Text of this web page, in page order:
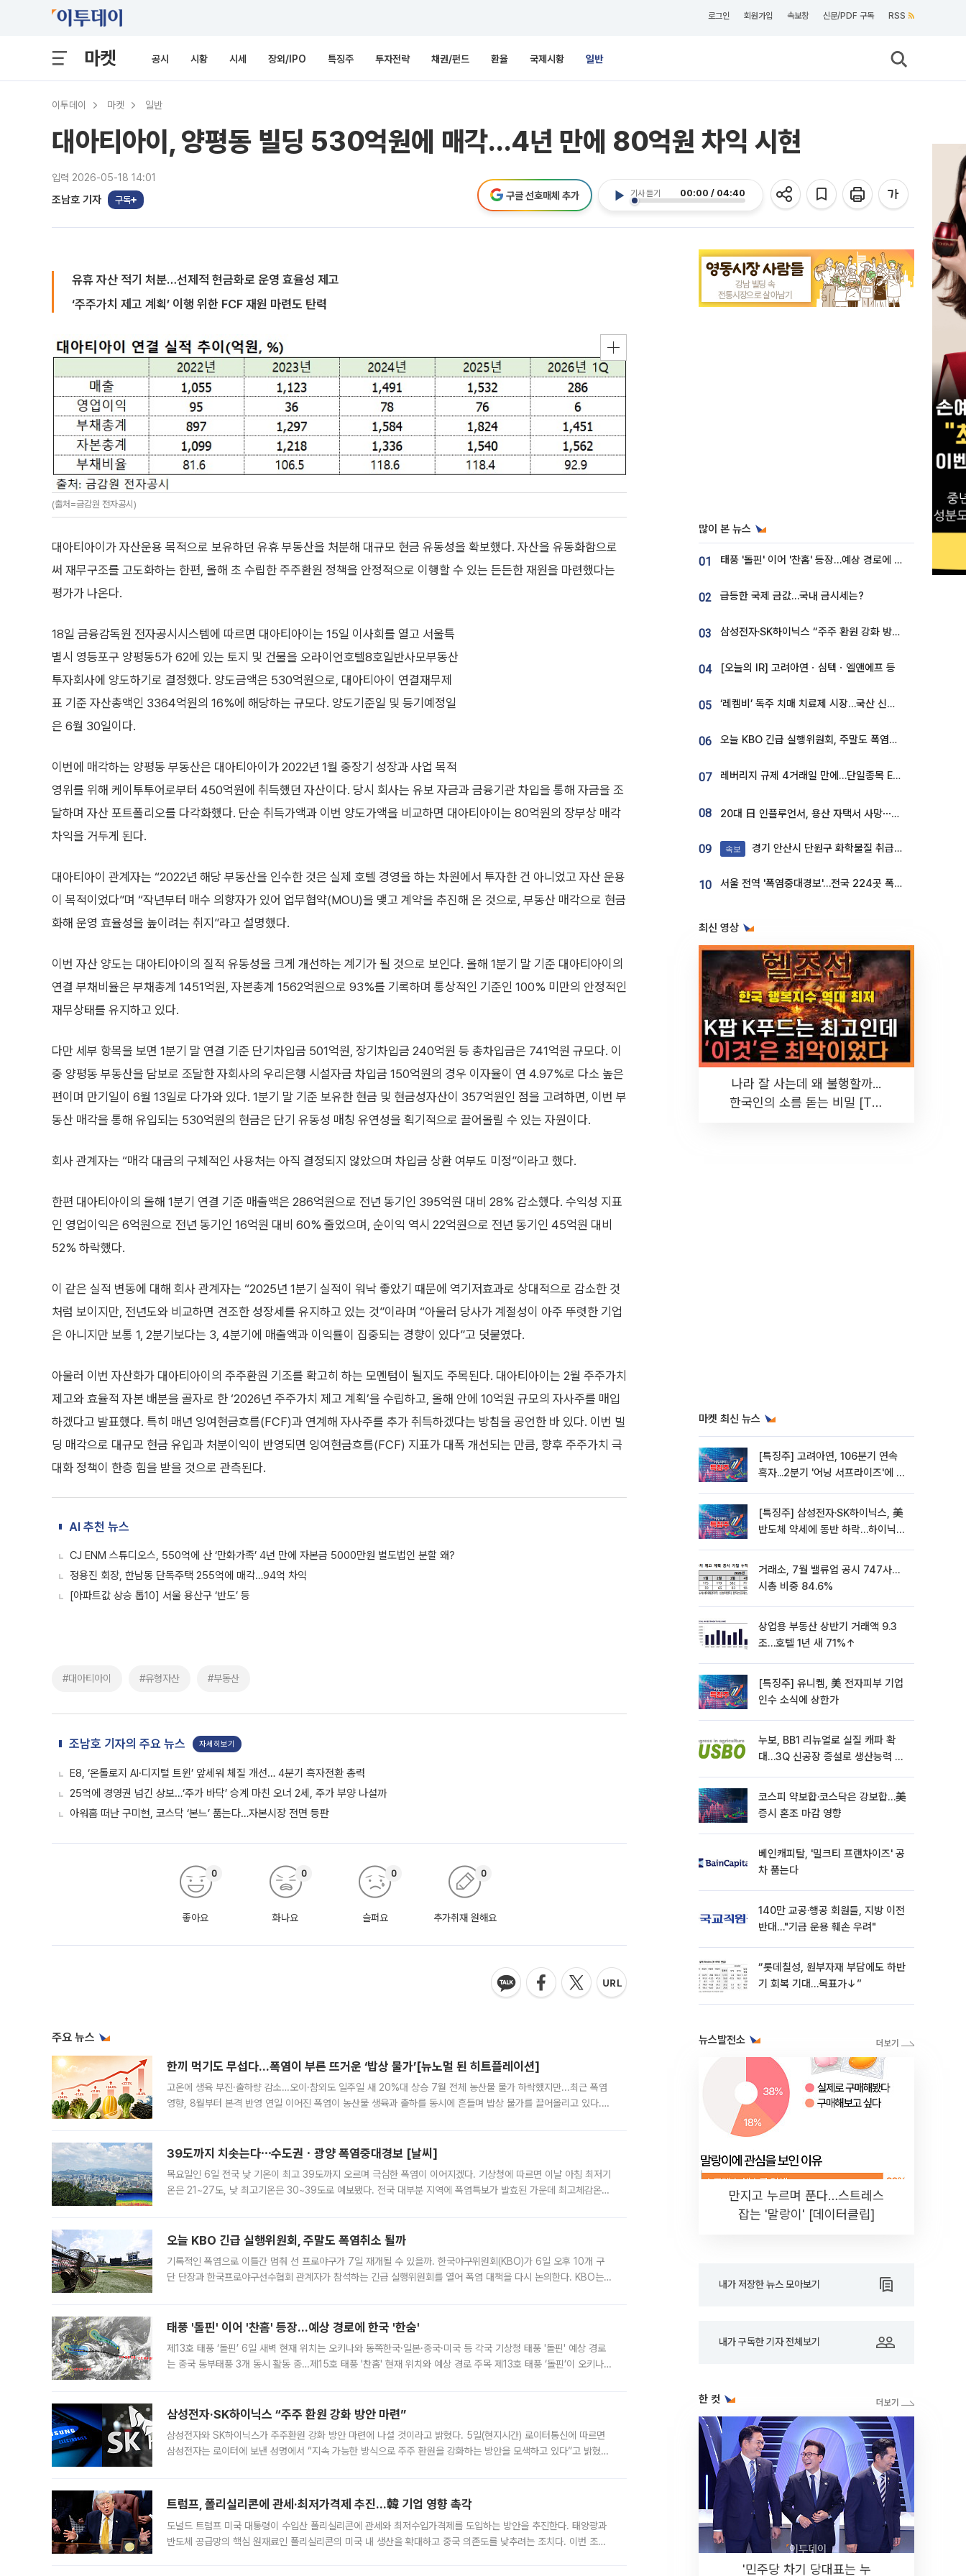
로그인 회원가입 속보창 신문/PDF 구독 RSS
마켓 공시 시황 시세 장외/IPO 특징주 투자전략 채권/펀드 환율 국제시황 일반
이투데이 마켓 일반
대아티아이, 양평동 빌딩 530억원에 매각…4년 만에 80억원 차익 시현
입력 2026-05-18 14:01
조남호 기자 구독
기사 듣기 00:00 / 04:40
구글 선호매체 추가
유휴 자산 적기 처분…선제적 현금화로 운영 효율성 제고
‘주주가치 제고 계획’ 이행 위한 FCF 재원 마련도 탄력
(출처=금감원 전자공시)
대아티아이가 자산운용 목적으로 보유하던 유휴 부동산을 처분해 대규모 현금 유동성을 확보했다. 자산을 유동화함으로
써 재무구조를 고도화하는 한편, 올해 초 수립한 주주환원 정책을 안정적으로 이행할 수 있는 든든한 재원을 마련했다는
평가가 나온다.
18일 금융감독원 전자공시시스템에 따르면 대아티아이는 15일 이사회를 열고 서울특
별시 영등포구 양평동5가 62에 있는 토지 및 건물을 오라이언호텔8호일반사모부동산
투자회사에 양도하기로 결정했다. 양도금액은 530억원으로, 대아티아이 연결재무제
표 기준 자산총액인 3364억원의 16%에 해당하는 규모다. 양도기준일 및 등기예정일
은 6월 30일이다.
이번에 매각하는 양평동 부동산은 대아티아이가 2022년 1월 중장기 성장과 사업 목적
영위를 위해 케이투투어로부터 450억원에 취득했던 자산이다. 당시 회사는 유보 자금과 금융기관 차입을 통해 자금을 조
달하며 자산 포트폴리오를 다각화했다. 단순 취득가액과 이번 양도가액을 비교하면 대아티아이는 80억원의 장부상 매각
차익을 거두게 된다.
대아티아이 관계자는 “2022년 해당 부동산을 인수한 것은 실제 호텔 경영을 하는 차원에서 투자한 건 아니었고 자산 운용
이 목적이었다”며 “작년부터 매수 의향자가 있어 업무협약(MOU)을 맺고 계약을 추진해 온 것으로, 부동산 매각으로 현금
화해 운영 효율성을 높이려는 취지”라고 설명했다.
이번 자산 양도는 대아티아이의 질적 유동성을 크게 개선하는 계기가 될 것으로 보인다. 올해 1분기 말 기준 대아티아이의
연결 부채비율은 부채총계 1451억원, 자본총계 1562억원으로 93%를 기록하며 통상적인 기준인 100% 미만의 안정적인
재무상태를 유지하고 있다.
다만 세부 항목을 보면 1분기 말 연결 기준 단기차입금 501억원, 장기차입금 240억원 등 총차입금은 741억원 규모다. 이
중 양평동 부동산을 담보로 조달한 자회사의 우리은행 시설자금 차입금 150억원의 경우 이자율이 연 4.97%로 다소 높은
편이며 만기일이 6월 13일로 다가와 있다. 1분기 말 기준 보유한 현금 및 현금성자산이 357억원인 점을 고려하면, 이번 부
동산 매각을 통해 유입되는 530억원의 현금은 단기 유동성 매칭 유연성을 획기적으로 끌어올릴 수 있는 자원이다.
회사 관계자는 “매각 대금의 구체적인 사용처는 아직 결정되지 않았으며 차입금 상환 여부도 미정”이라고 했다.
한편 대아티아이의 올해 1분기 연결 기준 매출액은 286억원으로 전년 동기인 395억원 대비 28% 감소했다. 수익성 지표
인 영업이익은 6억원으로 전년 동기인 16억원 대비 60% 줄었으며, 순이익 역시 22억원으로 전년 동기인 45억원 대비
52% 하락했다.
이 같은 실적 변동에 대해 회사 관계자는 “2025년 1분기 실적이 워낙 좋았기 때문에 역기저효과로 상대적으로 감소한 것
처럼 보이지만, 전년도와 비교하면 견조한 성장세를 유지하고 있는 것”이라며 “아울러 당사가 계절성이 아주 뚜렷한 기업
은 아니지만 보통 1, 2분기보다는 3, 4분기에 매출액과 이익률이 집중되는 경향이 있다”고 덧붙였다.
아울러 이번 자산화가 대아티아이의 주주환원 기조를 확고히 하는 모멘텀이 될지도 주목된다. 대아티아이는 2월 주주가치
제고와 효율적 자본 배분을 골자로 한 ‘2026년 주주가치 제고 계획’을 수립하고, 올해 안에 10억원 규모의 자사주를 매입
하겠다고 발표했다. 특히 매년 잉여현금흐름(FCF)과 연계해 자사주를 추가 취득하겠다는 방침을 공언한 바 있다. 이번 빌
딩 매각으로 대규모 현금 유입과 처분이익이 반영되면 잉여현금흐름(FCF) 지표가 대폭 개선되는 만큼, 향후 주주가치 극
대화 정책이 한층 힘을 받을 것으로 관측된다.
AI 추천 뉴스
CJ ENM 스튜디오스, 550억에 산 ‘만화가족’ 4년 만에 자본금 5000만원 별도법인 분할 왜?
정용진 회장, 한남동 단독주택 255억에 매각…94억 차익
[아파트값 상승 톱10] 서울 용산구 ‘반도’ 등
#대아티아이 #유형자산 #부동산
조남호 기자의 주요 뉴스 자세히보기
E8, ‘온톨로지 AI·디지털 트윈’ 앞세워 체질 개선… 4분기 흑자전환 총력
25억에 경영권 넘긴 상보…‘주가 바닥’ 승계 마친 오너 2세, 주가 부양 나설까
아워홈 떠난 구미현, 코스닥 ‘본느’ 품는다…자본시장 전면 등판
좋아요
0
화나요
0
슬퍼요
0
추가취재 원해요
0
주요 뉴스
한끼 먹기도 무섭다...폭염이 부른 뜨거운 ‘밥상 물가’[뉴노멀 된 히트플레이션]
고온에 생육 부진·출하량 감소…오이·참외도 일주일 새 20%대 상승 7월 전체 농산물 물가 하락했지만...최근 폭염
영향, 8월부터 본격 반영 연일 이어진 폭염이 농산물 생육과 출하를 동시에 흔들며 밥상 물가를 끌어올리고 있다.
39도까지 치솟는다⋯수도권ㆍ광양 폭염중대경보 [날씨]
목요일인 6일 전국 낮 기온이 최고 39도까지 오르며 극심한 폭염이 이어지겠다. 기상청에 따르면 이날 아침 최저기
온은 21~27도, 낮 최고기온은 30~39도로 예보됐다. 전국 대부분 지역에 폭염특보가 발효된 가운데 최고체감온도
오늘 KBO 긴급 실행위원회, 주말도 폭염취소 될까
기록적인 폭염으로 이틀간 멈춰 선 프로야구가 7일 재개될 수 있을까. 한국야구위원회(KBO)가 6일 오후 10개 구
단 단장과 한국프로야구선수협회 관계자가 참석하는 긴급 실행위원회를 열어 폭염 대책을 다시 논의한다. KBO는
태풍 '돌핀' 이어 '찬홈' 등장…예상 경로에 한국 '한숨'
제13호 태풍 ‘돌핀’ 6일 새벽 현재 위치는 오키나와 동쪽한국·일본·중국·미국 등 각국 기상청 태풍 '돌핀' 예상 경로
는 중국 동부태풍 3개 동시 활동 중…제15호 태풍 '찬홈' 현재 위치와 예상 경로 주목 제13호 태풍 ‘돌핀’이 오키나와
삼성전자·SK하이닉스 “주주 환원 강화 방안 마련”
삼성전자와 SK하이닉스가 주주환원 강화 방안 마련에 나설 것이라고 밝혔다. 5일(현지시간) 로이터통신에 따르면
삼성전자는 로이터에 보낸 성명에서 “지속 가능한 방식으로 주주 환원을 강화하는 방안을 모색하고 있다”고 밝혔다.
트럼프, 폴리실리콘에 관세·최저가격제 추진…韓 기업 영향 촉각
도널드 트럼프 미국 대통령이 수입산 폴리실리콘에 관세와 최저수입가격제를 도입하는 방안을 추진한다. 태양광과
반도체 공급망의 핵심 원재료인 폴리실리콘의 미국 내 생산을 확대하고 중국 의존도를 낮추려는 조치다. 이번 조처
많이 본 뉴스
01 태풍 '돌핀' 이어 '찬홈' 등장…예상 경로에 한국 '한숨'
02 급등한 국제 금값…국내 금시세는?
03 삼성전자·SK하이닉스 “주주 환원 강화 방안 마련”
04 [오늘의 IR] 고려아연ㆍ심텍ㆍ엘앤에프 등
05 ‘레켐비’ 독주 치매 치료제 시장…국산 신약 등장하나
06 오늘 KBO 긴급 실행위원회, 주말도 폭염취소 될까
07 레버리지 규제 4거래일 만에…단일종목 ETF 거래대금 '13분의 1' 급감
08 20대 日 인플루언서, 용산 자택서 사망⋯SNS 라방 중 숨져
09 속보 경기 안산시 단원구 화학물질 취급 공장서 연기 발생
10 서울 전역 '폭염중대경보'…전국 224곳 폭염특보
최신 영상
나라 잘 사는데 왜 불행할까...
한국인의 소름 돋는 비밀 [T같
마켓 최신 뉴스
[특징주] 고려아연, 106분기 연속
흑자...2분기 '어닝 서프라이즈'에 장
[특징주] 삼성전자·SK하이닉스, 美
반도체 약세에 동반 하락…하이닉스
거래소, 7월 밸류업 공시 747사…
시총 비중 84.6%
상업용 부동산 상반기 거래액 9.3
조…호텔 1년 새 71%↑
[특징주] 유니켐, 美 전자피부 기업
인수 소식에 상한가
누보, BB1 리뉴얼로 실질 캐파 확
대…3Q 신공장 증설로 생산능력 2
코스피 약보합·코스닥은 강보합…美
증시 혼조 마감 영향
베인캐피탈, '밀크티 프랜차이즈' 공
차 품는다
140만 교공·행공 회원들, 지방 이전
반대…"기금 운용 훼손 우려"
“롯데칠성, 원부자재 부담에도 하반
기 회복 기대…목표가↓”
뉴스발전소
만지고 누르며 푼다…스트레스
잡는 '말랑이' [데이터클립]
내가 저장한 뉴스 모아보기
내가 구독한 기자 전체보기
한 컷
'민주당 차기 당대표는 누